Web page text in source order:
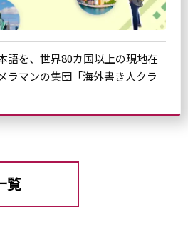
語を、世界80カ国以上の現地在
ラマンの集団「海外書き人クラ
覧